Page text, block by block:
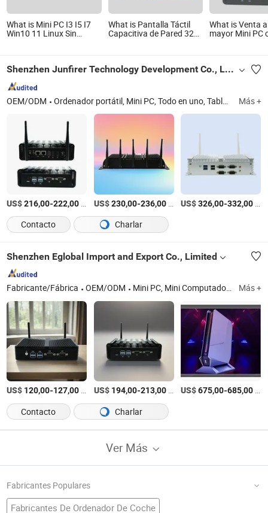
What is Mini PC I3 I5 I7
Win10 11 Linux Sin
What is Pantalla Táctil
Capacitiva de Pared 32
What is Venta
mayor Mini PC
Shenzhen Junfirer Technology Development Co., Ltd.
OEM/ODM Ordenador portátil, Mini PC, Todo en uno, Tableta, Cliente ligero, Monitor, Teclado y ratón, Auriculares para juegos Más +
US$216,00-222,00 US$230,00-236,00/Pieza US$326,00-332,00
Contacto
Charlar
Shenzhen Eglobal Import and Export Co., Limited
Fabricante/Fábrica OEM/ODM Mini PC, Mini Computadora, PC Industrial, PC de Juegos, Computadora Industrial, PC Sin Ventilador, Mini PC Sin Ventilador Más +
US$ 120,00-127,00 US$ 194,00-213,00/Set US$675,00-685,00
Contacto
Charlar
Ver Más
Fabricantes Populares
Fabricantes De Ordenador De Coche